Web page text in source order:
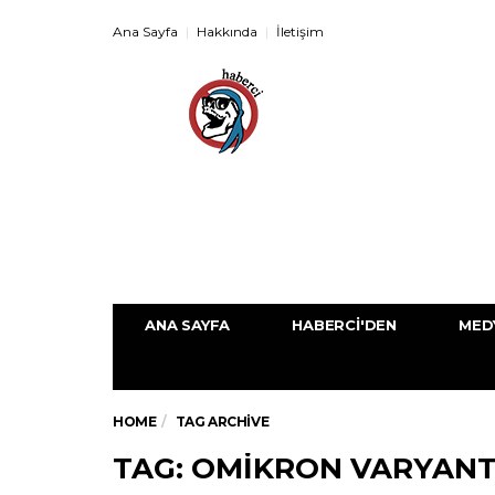
Ana Sayfa Hakkında İletişim
ANA SAYFA HABERCI'DEN
HOME TAG ARCHIVE
TAG: OMIKRON